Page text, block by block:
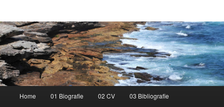
Skip
Home 01 Biografie 02 CV 03 Bibliografie